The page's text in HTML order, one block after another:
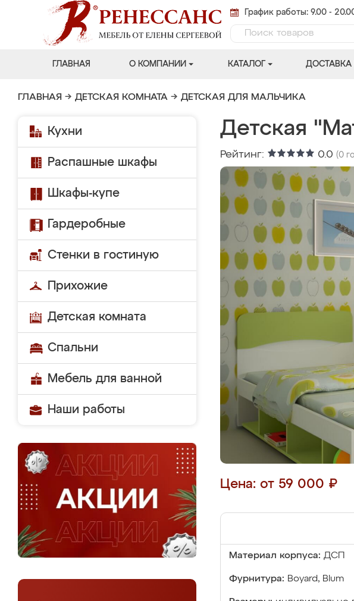
График работы: 9.00 -
ГЛАВНАЯ О КОМПАНИИ КАТАЛОГ ДОСТАВКА
ГЛАВНАЯ → ДЕТСКАЯ КОМНАТА → ДЕТСКАЯ ДЛЯ МАЛЬЧИКА
Кухни
Распашные шкафы
Шкафы-купе
Гардеробные
Стенки в гостиную
Прихожие
Детская комната
Спальни
Мебель для ванной
Наши работы
Детская
Рейтинг: 0.0 (0
Цена: от 59 000 ₽
Материал корпуса: ДСП
Фурнитура: Boyard, Blum